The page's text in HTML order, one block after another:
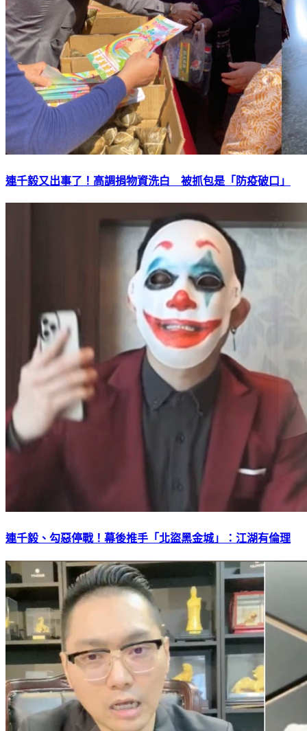
連千毅又出事了！高調捐物資洗白 被抓包是「防疫破口」
連千毅、勾惡停戰！幕後推手「北盜黑金城」：江湖有倫理